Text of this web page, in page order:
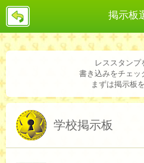
掲示板
戻
レススタンプ
書き込みをチェッ
まずは掲示板
学校掲示板